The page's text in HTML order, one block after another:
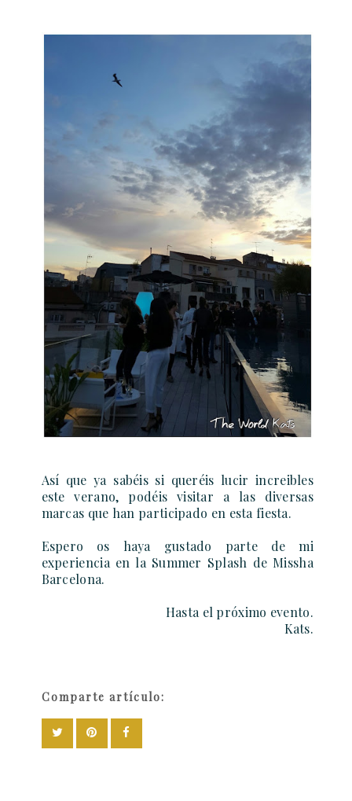
Así que ya sabéis si queréis lucir increibles
este verano, podéis visitar a las diversas
marcas que han participado en esta fiesta.
Espero os haya gustado parte de mi
experiencia en la Summer Splash de Missha
Barcelona.
Hasta el próximo evento.
Kats.
Comparte artículo: